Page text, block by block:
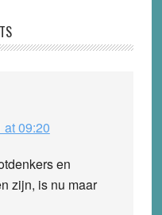
09:20
en
zijn, is nu maar